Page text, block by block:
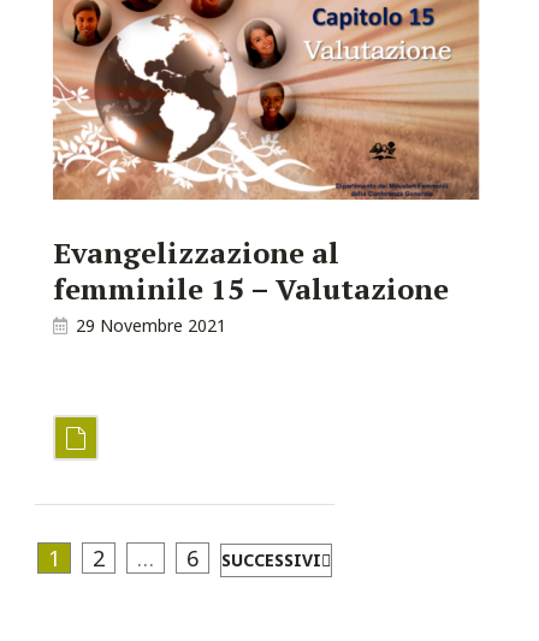
Evangelizzazione al
femminile 15 – Valutazione
29 Novembre 2021
1 2 … 6 SUCCESSIVI